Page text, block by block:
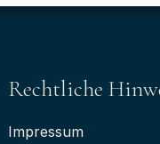
Rechtliche
Impressum